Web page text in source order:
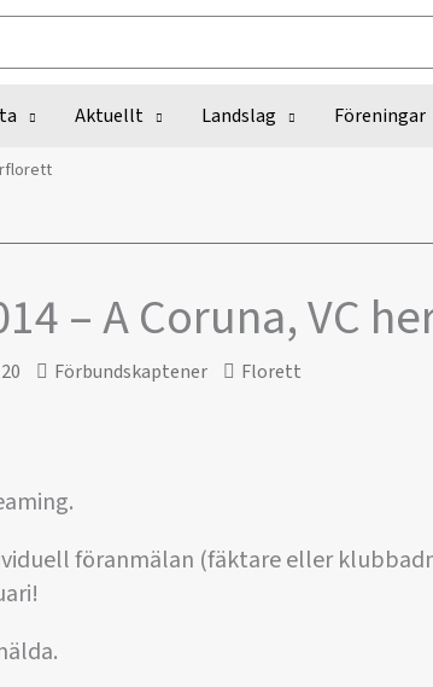
Aktuellt Landslag Föreningar
– A Coruna, VC
Förbundskaptener Florett
föranmälan (fäktare eller